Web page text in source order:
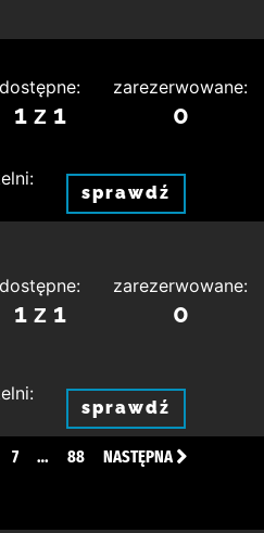
dostępne:
1 z 1
zarezerwowane:
0
sprawdź
dostępne:
1 z 1
zarezerwowane:
0
sprawdź
7 … 88 NASTĘPNA